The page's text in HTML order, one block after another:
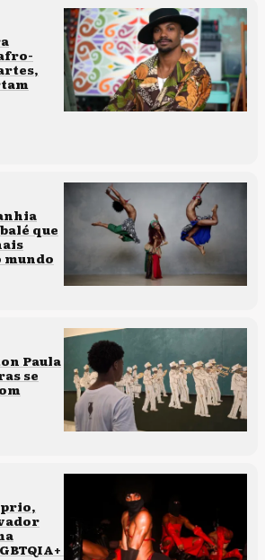
que
Paula
se